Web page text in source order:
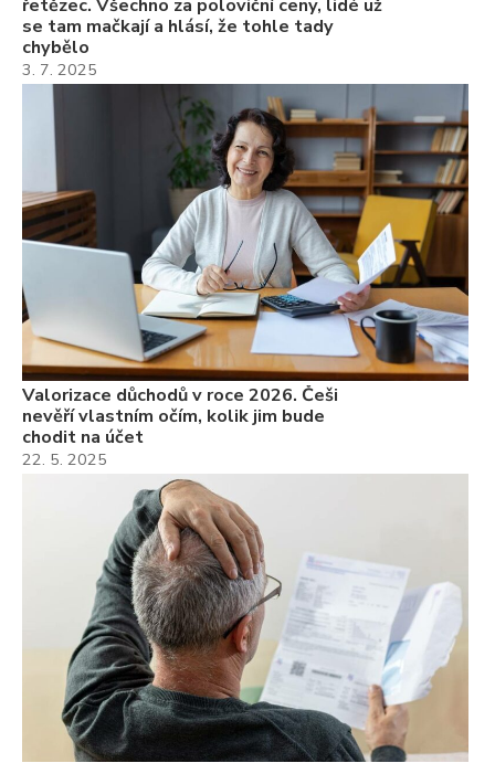
řetězec. Všechno za poloviční ceny, lidé už
se tam mačkají a hlásí, že tohle tady
chybělo
3. 7. 2025
Valorizace důchodů v roce 2026. Češi
nevěří vlastním očím, kolik jim bude
chodit na účet
22. 5. 2025